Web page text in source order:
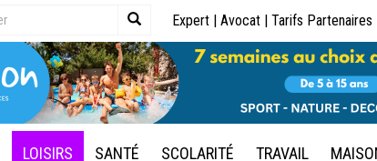
Expert | Avocat | Tarifs Partenaires
LOISIRS SANTÉ SCOLARITÉ TRAVAIL